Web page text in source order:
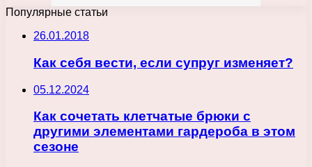
Популярные статьи
26.01.2018
Как себя вести, если супруг изменяет?
05.12.2024
Как сочетать клетчатые брюки с
другими элементами гардероба в этом
сезоне